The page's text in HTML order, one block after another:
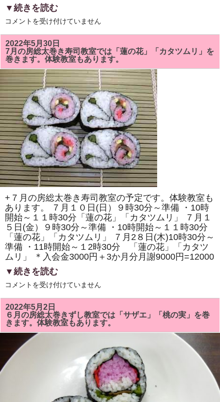
す。
▼続きを読む
9
の
房
総
太
巻
き
寿
司
教
室
は
「花
椿」
「三
つ
巴」
を
巻
き
ま
す。
体
験
室
も
あ
り
ま
す。
は
コメントを受け付けていません
2022年5月30日
7月の房総太巻き寿司教室では「蓮の花」「カタツムリ」を
巻きます。体験教室もあります。
+７月の房総太巻き寿司教室の予定です。体験教室も
あります。 ７月１０日(日）９時30分～準備 ・10時
開始～１１時30分「蓮の花」「カタツムリ」 ７月１
５日(金）９時30分～準備 ・10時開始～１１時30分
「蓮の花」「カタツムリ」 ７月2８日(木)10時30分～
準備 ・11時開始～１2時30分 「蓮の花」「カタツ
ムリ」 ＊入会金3000円＋3か月分月謝9000円=12000
▼続きを読む
7
の
房
総
太
巻
き
室
で
コメントを受け付けていません
2022年5月2日
６月の房総太巻きずし教室では「サザエ」「桃の実」を巻
きます。体験教室もあります。